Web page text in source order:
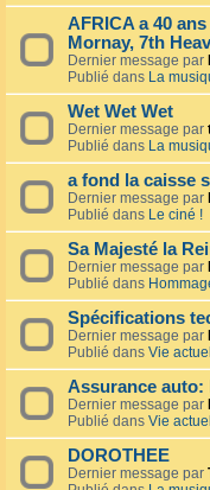
AFRICA a 40
Mornay, 7th
Dernier message par
Publié dans La
Wet Wet Wet
Dernier message par
Publié dans La
a fond la caisse
Dernier message par
Publié dans Le ciné !
Sa Majesté la
Dernier message par
Publié dans
Spécifications
Dernier message par
Publié dans Vie
Assurance auto:
Dernier message par
Publié dans Vie
DOROTHEE
Dernier message par